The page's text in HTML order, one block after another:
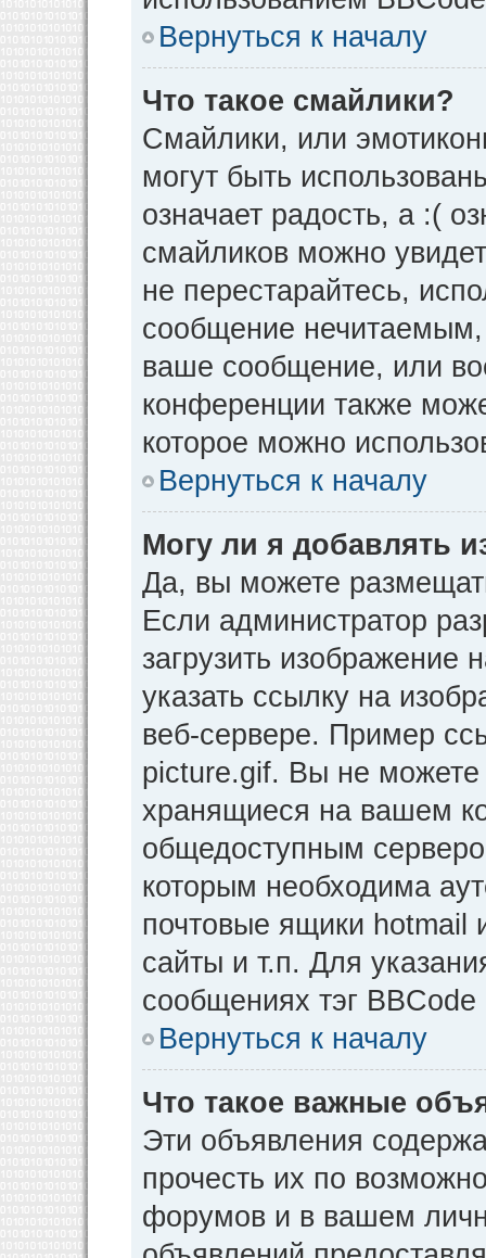
Вернуться к началу
Что такое смайлики?
Смайлики, или
могут быть
означает радость, а :(
смайликов можно
не перестарайтесь,
сообщение нечитаемым,
ваше сообщение, или
конференции также
которое можно
Вернуться к началу
Могу ли я добавлять
Да, вы можете
Если администратор
загрузить
указать ссылку на
веб-сервере. Пример
picture.gif. Вы не можете
хранящиеся на вашем
общедоступным
которым необходима
почтовые ящики
сайты и т.п. Для
сообщениях тэг BBCode
Вернуться к началу
Что такое важные
Эти объявления
прочесть их по
форумов и в вашем